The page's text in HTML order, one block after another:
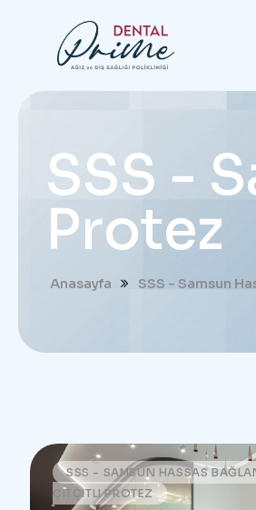
SSS -
Protez
Anasayfa SSS - Samsun
SSS - SAMSUN HASSAS
ÇITÇITLI PROTEZ